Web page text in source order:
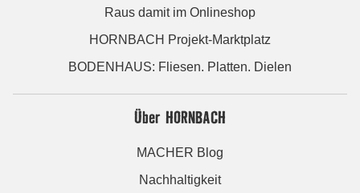
Raus damit im Onlineshop
HORNBACH Projekt-Marktplatz
BODENHAUS: Fliesen. Platten. Dielen
Über HORNBACH
MACHER Blog
Nachhaltigkeit